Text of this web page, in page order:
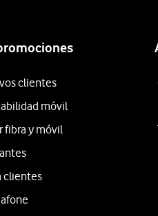
clientes
móvil
fibra y móvil
clientes